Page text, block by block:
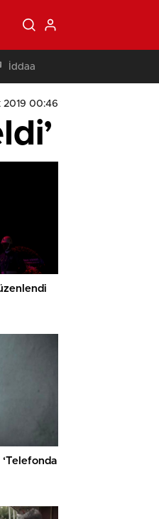
İddaa
2019 00:46
‘Telefonda